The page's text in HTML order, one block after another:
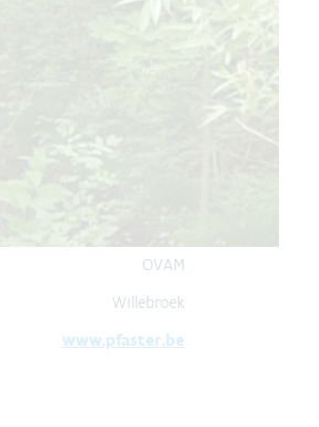
Life Programme
OVAM
Willebroek
www.pfaster.be